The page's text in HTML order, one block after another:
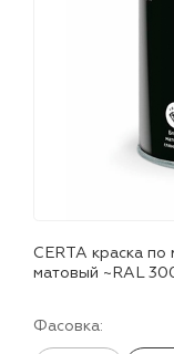
CERTA краска
матовый ~RAL
Фасовка: